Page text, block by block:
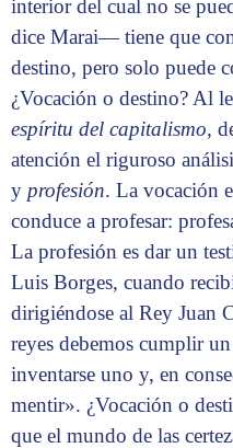
interior del cual no se
dice Marai— tiene que
destino, pero solo puede
¿Vocación o destino? Al
espíritu del capitalismo,
atención el riguroso
y profesión. La vocación
conduce a profesar:
La profesión es dar un
Luis Borges, cuando
dirigiéndose al Rey Juan
reyes debemos cumplir
inventarse uno y, en
mentir». ¿Vocación o
que el mundo de las